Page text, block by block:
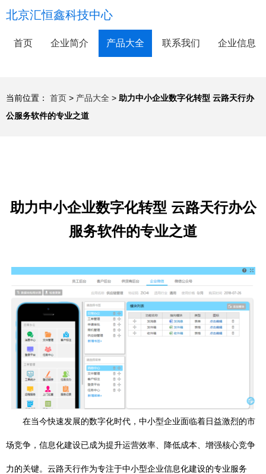
北京汇恒鑫科技中心
首页 企业简介 产品大全 联系我们 企业信息
当前位置： 首页 > 产品大全 > 助力中小企业数字化转型 云路天行办
公服务软件的专业之道
助力中小企业数字化转型 云路天行办公
服务软件的专业之道
在当今快速发展的数字化时代，中小型企业面临着日益激烈的市
场竞争，信息化建设已成为提升运营效率、降低成本、增强核心竞争
力的关键。云路天行作为专注于中小型企业信息化建设的专业服务